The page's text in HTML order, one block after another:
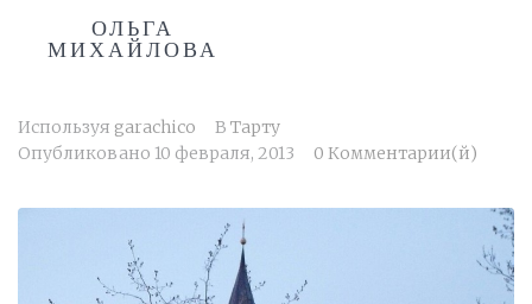
ОЛЬГА
МИХАЙЛОВА
Используя garachico В Тарту
Опубликовано 10 февраля, 2013 0 Комментарии(й)